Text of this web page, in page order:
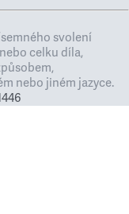
svolení
celku díla,
nebo jiném jazyce.